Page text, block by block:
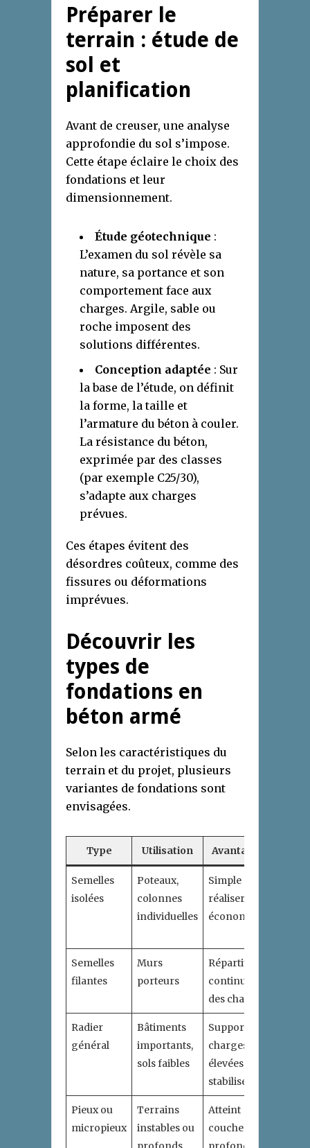
Préparer le
terrain : étude de
sol et
planification
Avant de creuser, une analyse
approfondie du sol s’impose.
Cette étape éclaire le choix des
fondations et leur
dimensionnement.
Étude géotechnique :
L’examen du sol révèle sa
nature, sa portance et son
comportement face aux
charges. Argile, sable ou
roche imposent des
solutions différentes.
Conception adaptée : Sur
la base de l’étude, on définit
la forme, la taille et
l’armature du béton à couler.
La résistance du béton,
exprimée par des classes
(par exemple C25/30),
s’adapte aux charges
prévues.
Ces étapes évitent des
désordres coûteux, comme des
fissures ou déformations
imprévues.
Découvrir les
types de
fondations en
béton armé
Selon les caractéristiques du
terrain et du projet, plusieurs
variantes de fondations sont
envisagées.
Type Utilisation Avantages
Semelles
isolées
Poteaux,
colonnes
individuelles
Simple à
réaliser,
économique
Semelles
filantes
Murs
porteurs
Répartition
continue
des charges
Radier
général
Bâtiments
importants,
sols faibles
Supporte
charges
élevées,
stabilise sol
Pieux ou
micropieux
Terrains
instables ou
Atteint
couches